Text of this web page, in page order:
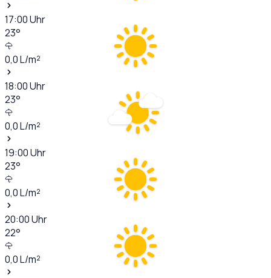
17:00Uhr
23°
0,0L/m²
18:00Uhr
23°
0,0L/m²
19:00Uhr
23°
0,0L/m²
20:00Uhr
22°
0,0L/m²